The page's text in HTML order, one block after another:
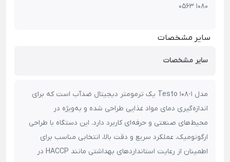
0563 1080
سایر مشخصات
سایر مشخصات
مدل Testo 108-1 یک ترمومتر دیجیتال ضدآب است که برای
اندازه‌گیری دمای مواد غذایی طراحی شده و به‌ویژه در
محیط‌های صنعتی و حرفه‌ای کاربرد دارد. این دستگاه با طراحی
ارگونومیک، عملکرد سریع و دقت بالا، انتخابی مناسب برای
اطمینان از رعایت استانداردهای بهداشتی مانند HACCP در